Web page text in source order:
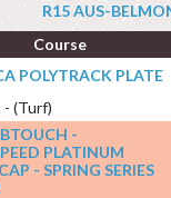
R15 AUS-
Course
POLYTRACK PLATE
- (Turf)
-
PLATINUM
- SPRING SERIES